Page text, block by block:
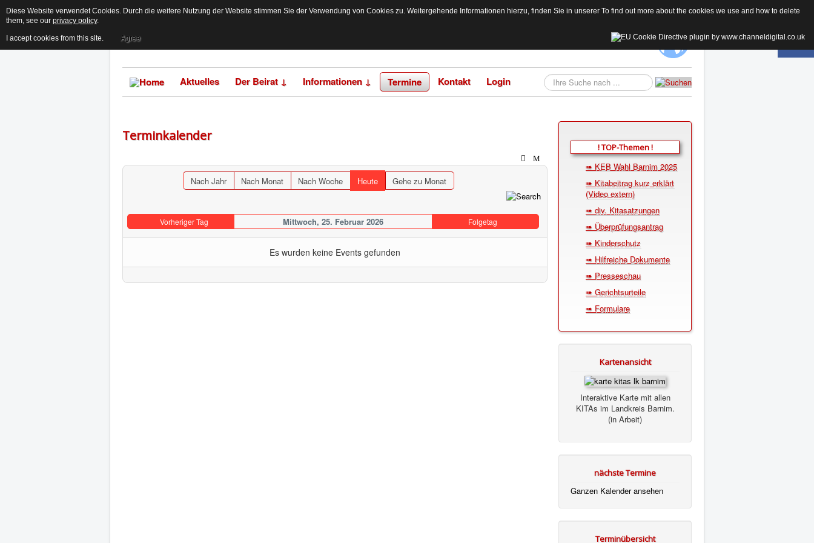
Aktuelles Der Beirat ↓ Informationen ↓ Termine Kontakt Login Suchen...
Terminkalender
Nach Jahr Nach Monat Nach Woche Heute Gehe zu Monat
Vorheriger Tag Mittwoch, 25. Februar 2026 Folgetag
Es wurden keine Events gefunden
! TOP-Themen !
➠ KEB Wahl Barnim 2025
➠ Kitabeitrag kurz erklärt
(Video extern)
➠ div. Kitasatzungen
➠ Überprüfungsantrag
➠ Kinderschutz
➠ Hilfreiche Dokumente
➠ Presseschau
➠ Gerichtsurteile
➠ Formulare
Kartenansicht
Interaktive Karte mit allen
KITAs im Landkreis Barnim.
(in Arbeit)
nächste Termine
Ganzen Kalender ansehen
Terminübersicht
Diese Website verwendet Cookies. Durch die weitere Nutzung der Website stimmen Sie der Verwendung von Cookies zu. Weitergehende Informationen hierzu, finden Sie in unserer To find out more about the cookies we use and how to delete
them, see our privacy policy.
I accept cookies from this site. Agree